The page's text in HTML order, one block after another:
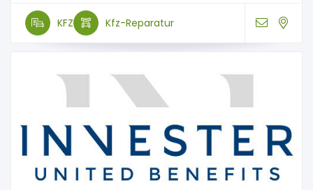
KFZ Kfz-Reparatur